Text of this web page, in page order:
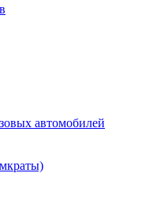
автомобилей